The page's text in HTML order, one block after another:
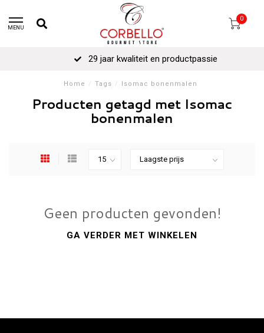
MENU
0
29 jaar kwaliteit en productpassie
Home / Tags / Isomac bonenmalen
Producten getagd met Isomac
bonenmalen
Geen producten gevonden!
GA VERDER MET WINKELEN